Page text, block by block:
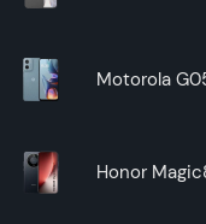
Motorola
Honor